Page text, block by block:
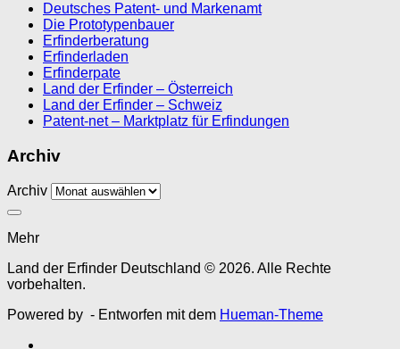
Deutsches Patent- und Markenamt
Die Prototypenbauer
Erfinderberatung
Erfinderladen
Erfinderpate
Land der Erfinder – Österreich
Land der Erfinder – Schweiz
Patent-net – Marktplatz für Erfindungen
Archiv
Archiv
Mehr
Land der Erfinder Deutschland © 2026. Alle Rechte
vorbehalten.
Powered by - Entworfen mit dem Hueman-Theme